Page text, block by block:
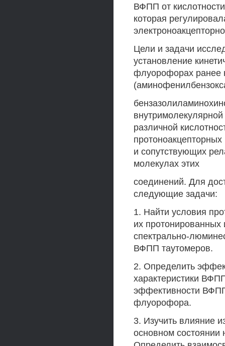
ВФПП от
которая
Цели и задачи
установление
флуорофорах ранее
различной
и сопутствующих
молекулах этих
соединений. Для
следующие задачи:
1. Найти условия
их
спектрально-
ВФПП таутомеров.
2. Определить
характеристики
эффективности
флуорофора.
3. Изучить влияние
основном